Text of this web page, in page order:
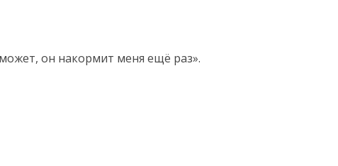
он накормит меня ещё раз».